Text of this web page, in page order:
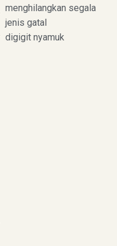
menghilangkan segala
jenis gatal
digigit nyamuk